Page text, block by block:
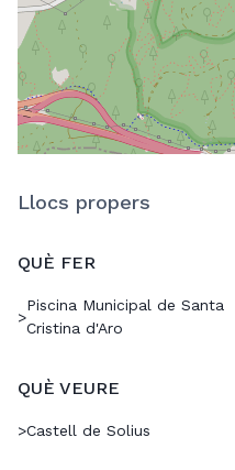
Llocs propers
QUÈ FER
>
Piscina Municipal de Santa
Cristina d'Aro
QUÈ VEURE
>Castell de Solius